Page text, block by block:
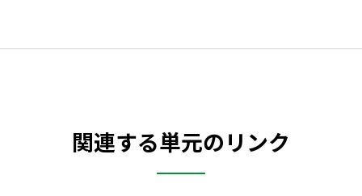
関連する単元のリンク